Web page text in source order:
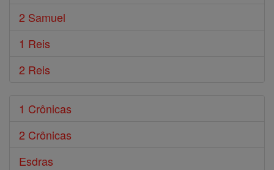
2 Samuel
1 Reis
2 Reis
1 Crônicas
2 Crônicas
Esdras